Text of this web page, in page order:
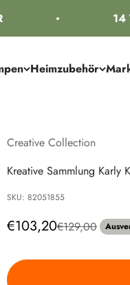
14
Heimzubehör
Creative Collection
Kreative Sammlung Karly
SKU: 82051855
Angebot
€103,20Regulärer Preis
€129,00